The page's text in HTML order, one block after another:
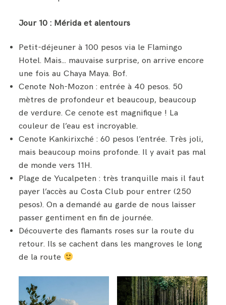
Jour 10 : Mérida et alentours
Petit-déjeuner à 100 pesos via le Flamingo
Hotel. Mais… mauvaise surprise, on arrive encore
une fois au Chaya Maya. Bof.
Cenote Noh-Mozon : entrée à 40 pesos. 50
mètres de profondeur et beaucoup, beaucoup
de verdure. Ce cenote est magnifique ! La
couleur de l’eau est incroyable.
Cenote Kankirixché : 60 pesos l’entrée. Très joli,
mais beaucoup moins profonde. Il y avait pas mal
de monde vers 11H.
Plage de Yucalpeten : très tranquille mais il faut
payer l’accès au Costa Club pour entrer (250
pesos). On a demandé au garde de nous laisser
passer gentiment en fin de journée.
Découverte des flamants roses sur la route du
retour. Ils se cachent dans les mangroves le long
de la route